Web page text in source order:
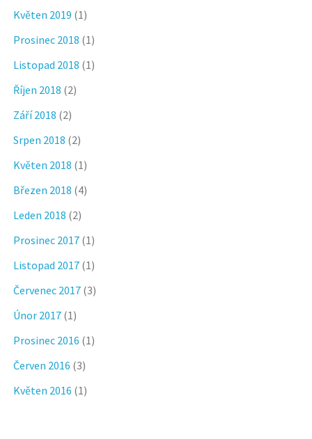
Květen 2019 (1)
Prosinec 2018 (1)
Listopad 2018 (1)
Říjen 2018 (2)
Září 2018 (2)
Srpen 2018 (2)
Květen 2018 (1)
Březen 2018 (4)
Leden 2018 (2)
Prosinec 2017 (1)
Listopad 2017 (1)
Červenec 2017 (3)
Únor 2017 (1)
Prosinec 2016 (1)
Červen 2016 (3)
Květen 2016 (1)